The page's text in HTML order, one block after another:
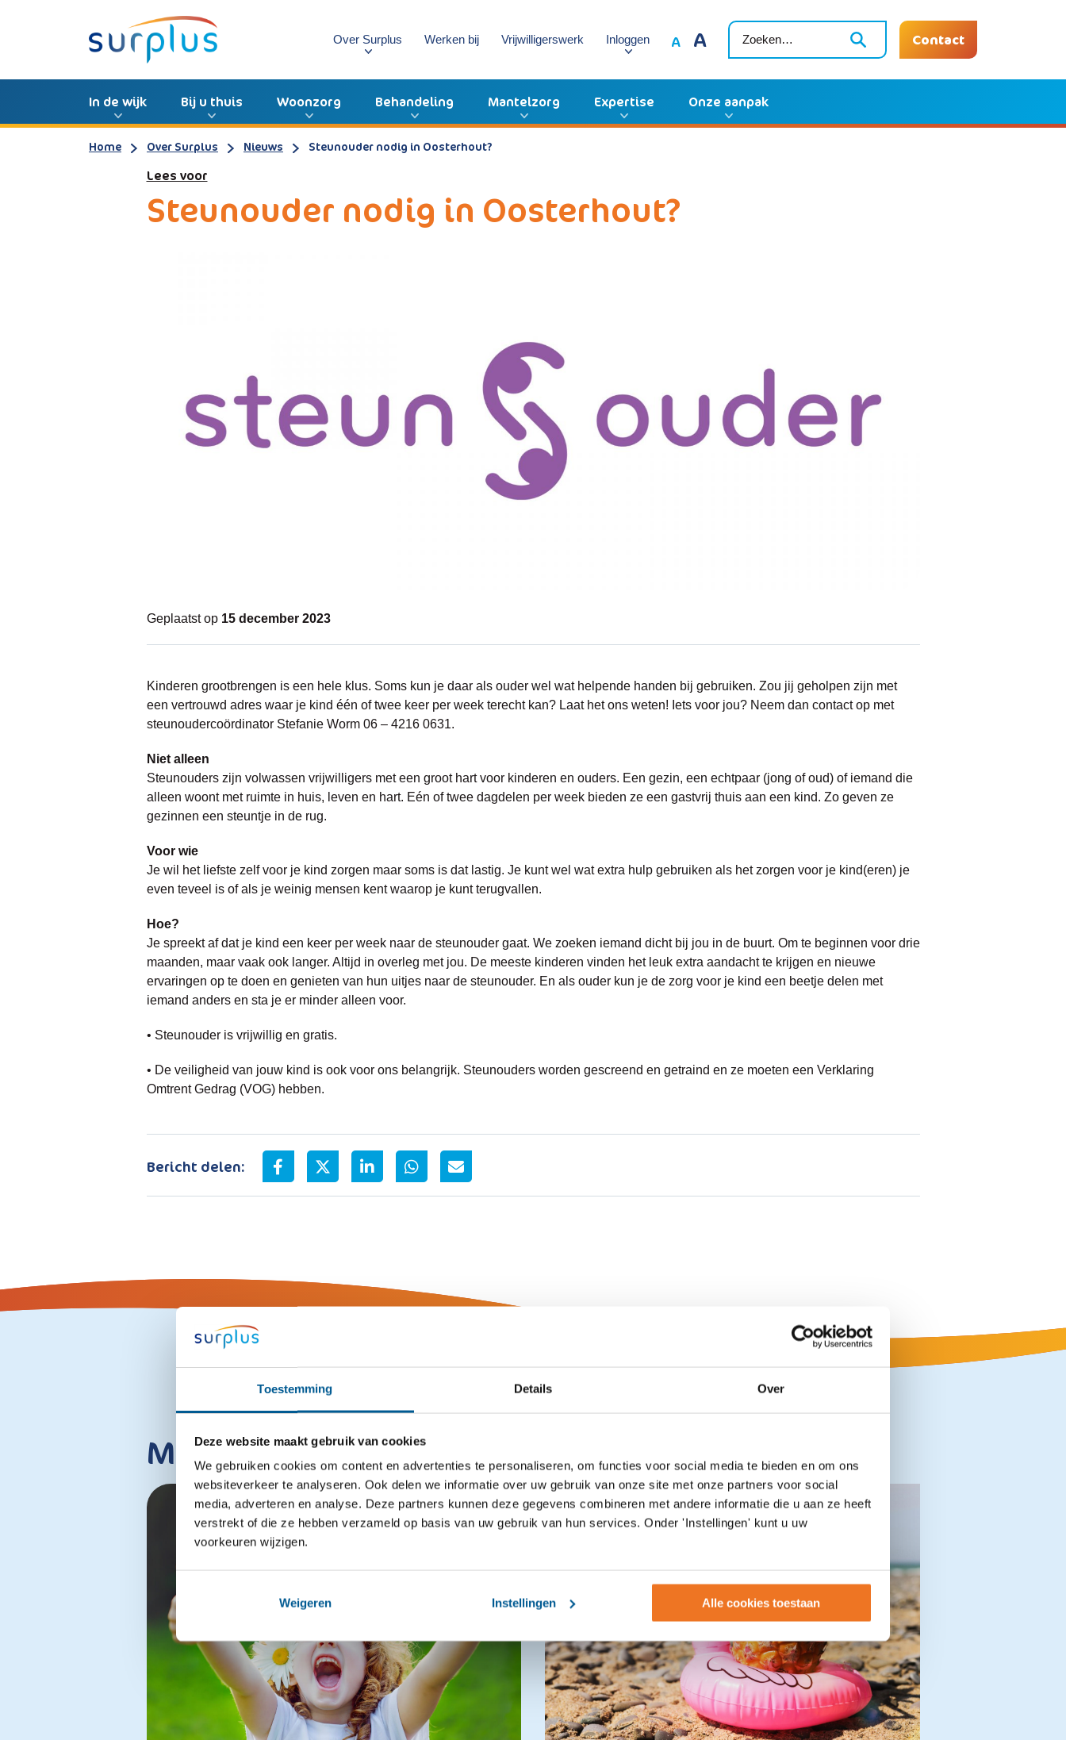
Toestemming Details Over
Deze website maakt gebruik van cookies
We gebruiken cookies om content en advertenties te personaliseren, om functies voor social media te bieden en om ons
websiteverkeer te analyseren. Ook delen we informatie over uw gebruik van onze site met onze partners voor social
media, adverteren en analyse. Deze partners kunnen deze gegevens combineren met andere informatie die u aan ze heeft
verstrekt of die ze hebben verzameld op basis van uw gebruik van hun services. Onder 'Instellingen' kunt u uw
voorkeuren wijzigen.
Weigeren Instellingen Alle cookies toestaan
Over Surplus Werken bij Vrijwilligerswerk Inloggen A A Contact
In de wijk Bij u thuis Woonzorg Behandeling Mantelzorg Expertise Onze aanpak
Home Over Surplus Nieuws Steunouder nodig in Oosterhout?
Lees voor
Steunouder nodig in Oosterhout?
Geplaatst op 15 december 2023
Kinderen grootbrengen is een hele klus. Soms kun je daar als ouder wel wat helpende handen bij gebruiken. Zou jij geholpen zijn met
een vertrouwd adres waar je kind één of twee keer per week terecht kan? Laat het ons weten! Iets voor jou? Neem dan contact op met
steunoudercoördinator Stefanie Worm 06 – 4216 0631.
Niet alleen
Steunouders zijn volwassen vrijwilligers met een groot hart voor kinderen en ouders. Een gezin, een echtpaar (jong of oud) of iemand die
alleen woont met ruimte in huis, leven en hart. Eén of twee dagdelen per week bieden ze een gastvrij thuis aan een kind. Zo geven ze
gezinnen een steuntje in de rug.
Voor wie
Je wil het liefste zelf voor je kind zorgen maar soms is dat lastig. Je kunt wel wat extra hulp gebruiken als het zorgen voor je kind(eren) je
even teveel is of als je weinig mensen kent waarop je kunt terugvallen.
Hoe?
Je spreekt af dat je kind een keer per week naar de steunouder gaat. We zoeken iemand dicht bij jou in de buurt. Om te beginnen voor drie
maanden, maar vaak ook langer. Altijd in overleg met jou. De meeste kinderen vinden het leuk extra aandacht te krijgen en nieuwe
ervaringen op te doen en genieten van hun uitjes naar de steunouder. En als ouder kun je de zorg voor je kind een beetje delen met
iemand anders en sta je er minder alleen voor.
• Steunouder is vrijwillig en gratis.
• De veiligheid van jouw kind is ook voor ons belangrijk. Steunouders worden gescreend en getraind en ze moeten een Verklaring
Omtrent Gedrag (VOG) hebben.
Bericht delen:
Meer interessant nieuws